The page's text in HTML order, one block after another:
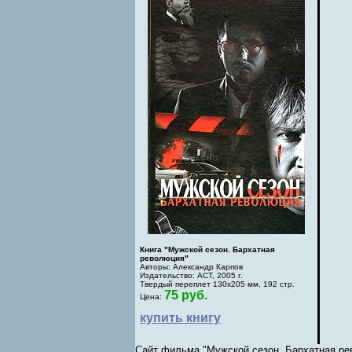
Книга "Мужской сезон. Бархатная
революция"
Авторы: Александр Карпов
Издательство: АСТ, 2005 г.
Твердый переплет 130х205 мм, 192 стр.
Цена: 75 руб.
купить книгу